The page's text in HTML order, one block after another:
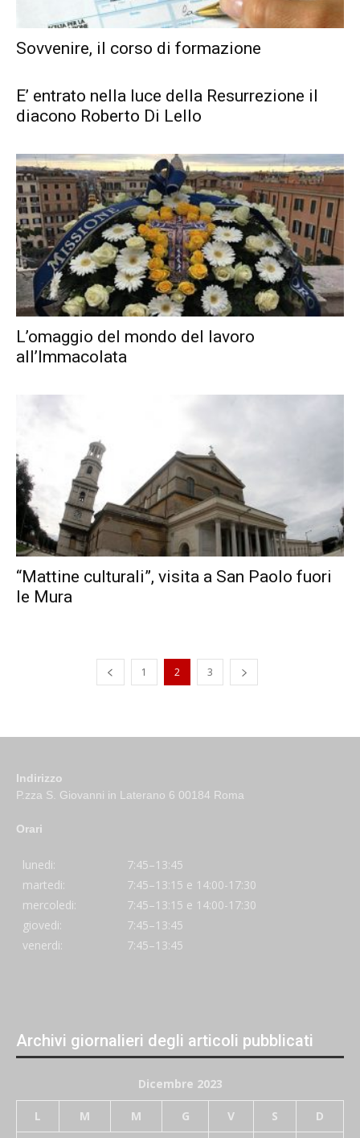
Sovvenire, il corso di formazione
E’ entrato nella luce della Resurrezione il
diacono Roberto Di Lello
L’omaggio del mondo del lavoro
all’Immacolata
“Mattine culturali”, visita a San Paolo fuori
le Mura
1 2 3
Indirizzo
P.zza S. Giovanni in Laterano 6 00184 Roma
Orari
lunedi:
7:45–13:45
martedi:
7:45–13:15 e 14:00-17:30
mercoledi:
7:45–13:15 e 14:00-17:30
giovedi:
7:45–13:45
venerdi:
7:45–13:45
Archivi giornalieri degli articoli pubblicati
Dicembre 2023
L M M G V S D